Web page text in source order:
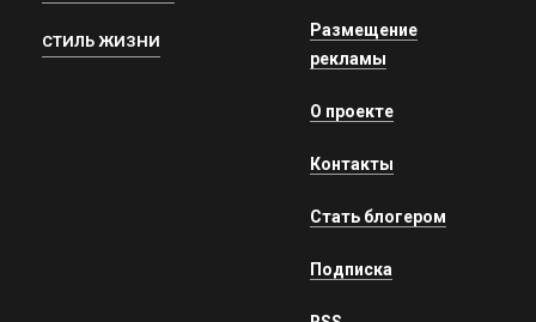
СТИЛЬ ЖИЗНИ
Размещение
рекламы
О проекте
Контакты
Стать блогером
Подписка